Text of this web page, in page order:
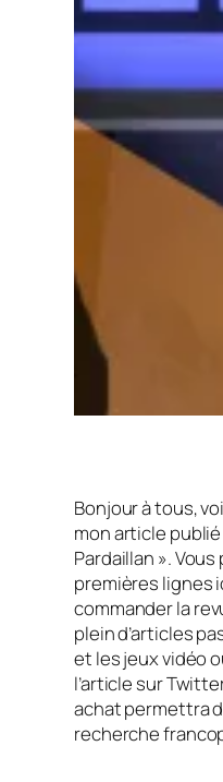
Bonjour à tous,
mon article publié
Pardaillan ».
premières lignes
commander la
plein d’articles
et les jeux vidéo
l’article sur
achat permettra
recherche